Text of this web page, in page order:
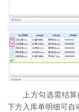
上方勾选需结
下方入库单明细可自